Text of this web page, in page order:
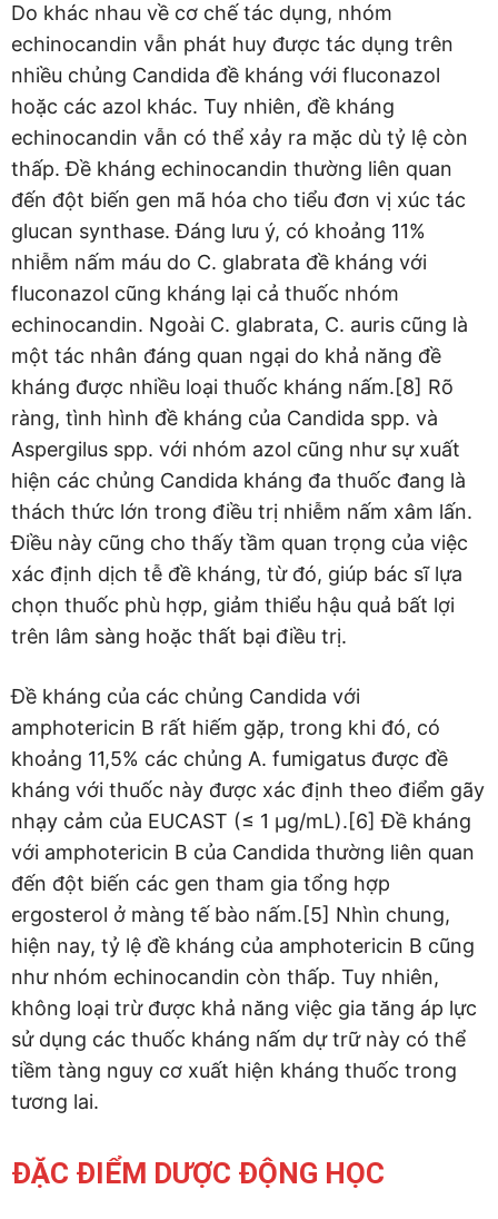
Do khác nhau về cơ chế tác dụng, nhóm
echinocandin vẫn phát huy được tác dụng trên
nhiều chủng Candida đề kháng với fluconazol
hoặc các azol khác. Tuy nhiên, đề kháng
echinocandin vẫn có thể xảy ra mặc dù tỷ lệ còn
thấp. Đề kháng echinocandin thường liên quan
đến đột biến gen mã hóa cho tiểu đơn vị xúc tác
glucan synthase. Đáng lưu ý, có khoảng 11%
nhiễm nấm máu do C. glabrata đề kháng với
fluconazol cũng kháng lại cả thuốc nhóm
echinocandin. Ngoài C. glabrata, C. auris cũng là
một tác nhân đáng quan ngại do khả năng đề
kháng được nhiều loại thuốc kháng nấm.[8] Rõ
ràng, tình hình đề kháng của Candida spp. và
Aspergilus spp. với nhóm azol cũng như sự xuất
hiện các chủng Candida kháng đa thuốc đang là
thách thức lớn trong điều trị nhiễm nấm xâm lấn.
Điều này cũng cho thấy tầm quan trọng của việc
xác định dịch tễ đề kháng, từ đó, giúp bác sĩ lựa
chọn thuốc phù hợp, giảm thiểu hậu quả bất lợi
trên lâm sàng hoặc thất bại điều trị.
Đề kháng của các chủng Candida với
amphotericin B rất hiếm gặp, trong khi đó, có
khoảng 11,5% các chủng A. fumigatus được đề
kháng với thuốc này được xác định theo điểm gãy
nhạy cảm của EUCAST (≤ 1 μg/mL).[6] Đề kháng
với amphotericin B của Candida thường liên quan
đến đột biến các gen tham gia tổng hợp
ergosterol ở màng tế bào nấm.[5] Nhìn chung,
hiện nay, tỷ lệ đề kháng của amphotericin B cũng
như nhóm echinocandin còn thấp. Tuy nhiên,
không loại trừ được khả năng việc gia tăng áp lực
sử dụng các thuốc kháng nấm dự trữ này có thể
tiềm tàng nguy cơ xuất hiện kháng thuốc trong
tương lai.
ĐẶC ĐIỂM DƯỢC ĐỘNG HỌC